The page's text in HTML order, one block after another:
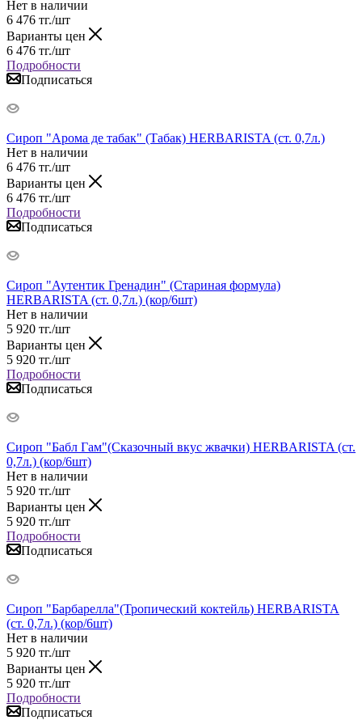
Нет в наличии
6 476 тг./шт
Варианты цен
6 476 тг./шт
Подробности
Подписаться
Сироп "Арома де табак" (Табак) HERBARISTA (ст. 0,7л.)
Нет в наличии
6 476 тг./шт
Варианты цен
6 476 тг./шт
Подробности
Подписаться
Сироп "Аутентик Гренадин" (Стариная формула)
HERBARISTA (ст. 0,7л.) (кор/6шт)
Нет в наличии
5 920 тг./шт
Варианты цен
5 920 тг./шт
Подробности
Подписаться
Сироп "Бабл Гам"(Сказочный вкус жвачки) HERBARISTA (ст.
0,7л.) (кор/6шт)
Нет в наличии
5 920 тг./шт
Варианты цен
5 920 тг./шт
Подробности
Подписаться
Сироп "Барбарелла"(Тропический коктейль) HERBARISTA
(ст. 0,7л.) (кор/6шт)
Нет в наличии
5 920 тг./шт
Варианты цен
5 920 тг./шт
Подробности
Подписаться